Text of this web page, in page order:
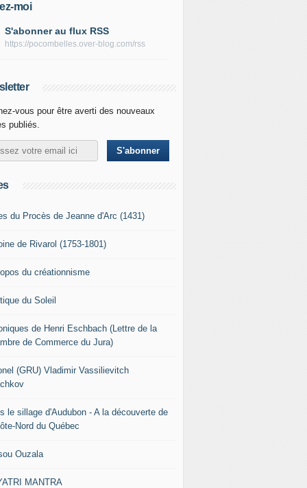
moi
S'abonner au flux RSS
https://pocombelles.over-blog.com/rss
vous pour être averti des nouveaux
publiés.
du Procès de Jeanne d'Arc (1431)
de Rivarol (1753-1801)
du créationnisme
du Soleil
de Henri Eschbach (Lettre de la
de Commerce du Jura)
(GRU) Vladimir Vassilievitch
le sillage d'Audubon - A la découverte de
Nord du Québec
Ouzala
MANTRA